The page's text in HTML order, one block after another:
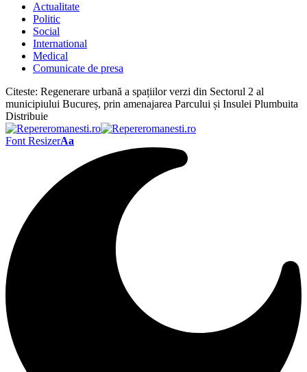
Actualitate
Politic
Social
International
Medical
Comunicate de presa
Citeste: Regenerare urbană a spațiilor verzi din Sectorul 2 al
municipiului Bucureș, prin amenajarea Parcului și Insulei Plumbuita
Distribuie
Font ResizerAa